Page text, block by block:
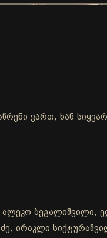
ვართ, ხან
ალეკო
ირაკლი